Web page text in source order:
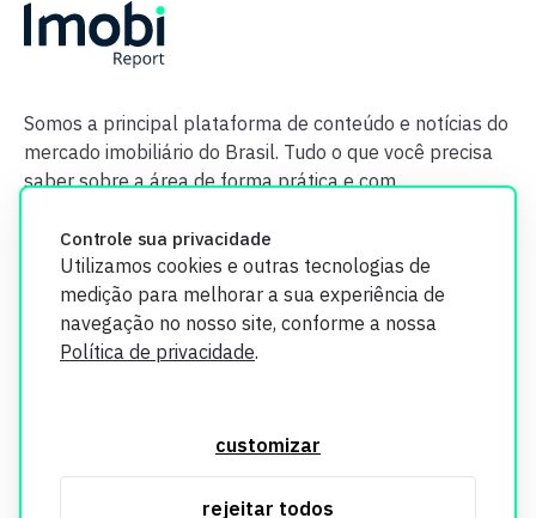
Controle sua privacidade
Utilizamos cookies e outras tecnologias de
medição para melhorar a sua experiência de
navegação no nosso site, conforme a nossa
Política de privacidade.
customizar
rejeitar todos
Somos a principal plataforma de conteúdo e notícias do
mercado imobiliário do Brasil. Tudo o que você precisa
saber sobre a área de forma prática e com
segurança. Todos os dados coletados em nosso site são
utilizados exclusivamente para fins de aprimoramento de
informações, consulte nossa Política de Privacidade.